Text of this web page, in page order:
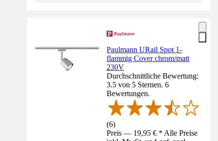
Paulmann URail Spot 1-
flammig Cover chrom/matt
230V
Durchschnittliche Bewertung:
3.5 von 5 Sternen. 6
Bewertungen.
(6)
Preis — 19,95 € * Alle Preise